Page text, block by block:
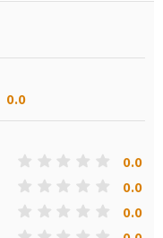
0.0
0.0
0.0
0.0